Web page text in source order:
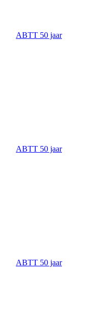
ABTT 50 jaar
ABTT 50 jaar
ABTT 50 jaar